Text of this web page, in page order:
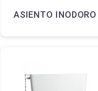
ASIENTO INODORO